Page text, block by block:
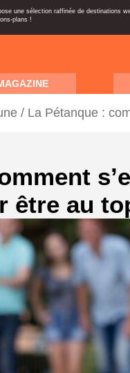
une sélection raffinée de destinations
plans !
/ La Pétanque :
être au